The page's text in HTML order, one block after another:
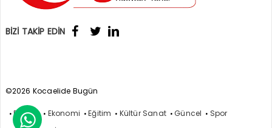
BİZİ TAKİP EDİN
©2026 Kocaelide Bugün
Politika Ekonomi Eğitim Kültür Sanat Güncel
Spor
